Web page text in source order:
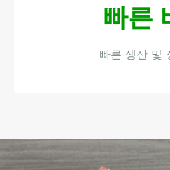
빠른
빠른 생산 및